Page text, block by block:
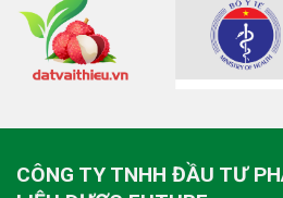
CÔNG TY TNHH ĐẦU TƯ